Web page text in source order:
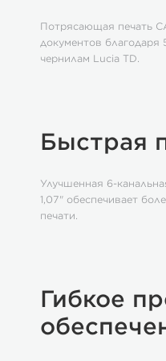
Потрясающая печать
документов
чернилам Lucia TD.
Быстрая
Улучшенная 6-
1,07" обеспечивает
печати.
Гибкое